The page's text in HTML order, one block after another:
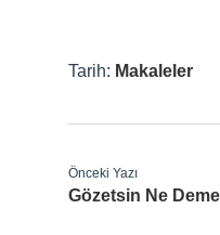
Tarih: Makaleler
Önceki Yazı
Gözetsin Ne